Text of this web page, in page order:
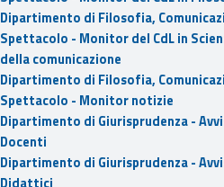
Dipartimento di Filosofia,
Spettacolo - Monitor del CdL in
della comunicazione
Dipartimento di Filosofia,
Spettacolo - Monitor notizie
Dipartimento di Giurisprudenza -
Docenti
Dipartimento di Giurisprudenza -